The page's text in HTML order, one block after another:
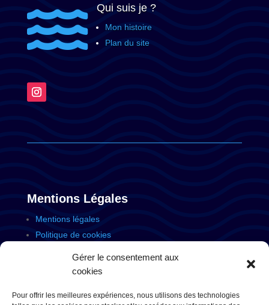
Gérer le consentement aux
cookies
Pour offrir les meilleures expériences, nous utilisons des technologies
 Qui suis je ?
Mon histoire
Plan du site
Mentions Légales
Mentions légales
Politique de cookies
Site signéAmseo Consulting